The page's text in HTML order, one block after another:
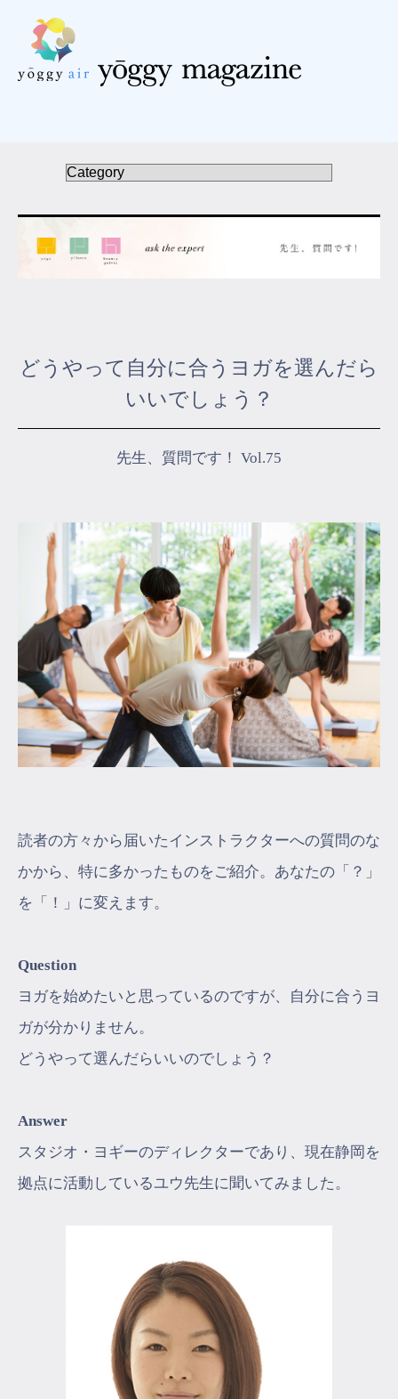
インストラクター一覧
yoggy mommy
会員規約について
クラス参加にあたっての同意書
特定商取引にかかわる表示
プライバシーポリシー
どうやって自分に合うヨガを選んだら
いいでしょう？
先生、質問です！ Vol.75
読者の方々から届いたインストラクターへの質問のな
かから、特に多かったものをご紹介。あなたの「？」
を「！」に変えます。
Question
ヨガを始めたいと思っているのですが、自分に合うヨ
ガが分かりません。
どうやって選んだらいいのでしょう？
Answer
スタジオ・ヨギーのディレクターであり、現在静岡を
拠点に活動しているユウ先生に聞いてみました。